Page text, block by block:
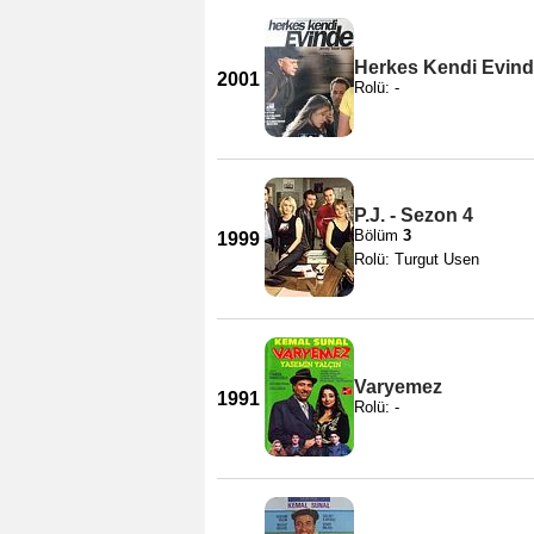
2001
Herkes Kendi
Rolü: -
1999
P.J. - Sezon 4
Bölüm 3
Rolü: Turgut Usen
1991
Varyemez
Rolü: -